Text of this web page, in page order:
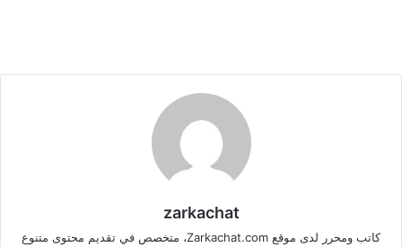
zarkachat
كاتب ومحرر لدى موقع Zarkachat.com، متخصص في تقديم محتوى متنوع